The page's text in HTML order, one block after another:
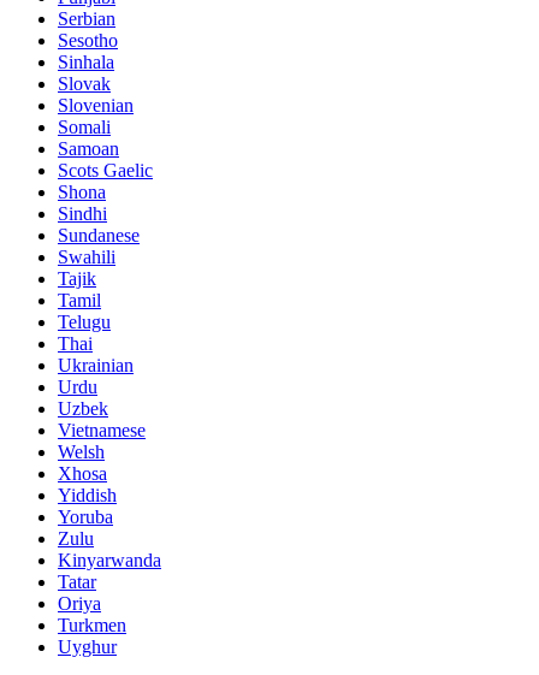
Serbian
Sesotho
Sinhala
Slovak
Slovenian
Somali
Samoan
Scots Gaelic
Shona
Sindhi
Sundanese
Swahili
Tajik
Tamil
Telugu
Thai
Ukrainian
Urdu
Uzbek
Vietnamese
Welsh
Xhosa
Yiddish
Yoruba
Zulu
Kinyarwanda
Tatar
Oriya
Turkmen
Uyghur